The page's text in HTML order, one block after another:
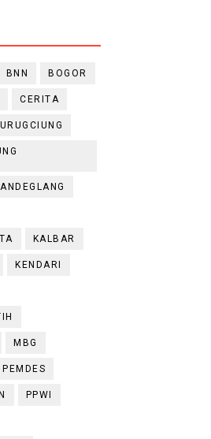
BNN BOGOR
CERITA
KALBAR
KENDARI
MBG
PEMDES
PPWI